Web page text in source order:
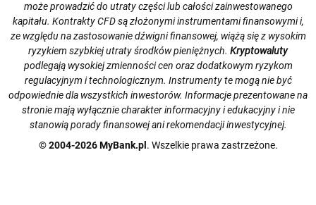
może prowadzić do utraty części lub całości zainwestowanego
kapitału. Kontrakty CFD są złożonymi instrumentami finansowymi i,
ze względu na zastosowanie dźwigni finansowej, wiążą się z wysokim
ryzykiem szybkiej utraty środków pieniężnych. Kryptowaluty
podlegają wysokiej zmienności cen oraz dodatkowym ryzykom
regulacyjnym i technologicznym. Instrumenty te mogą nie być
odpowiednie dla wszystkich inwestorów. Informacje prezentowane na
stronie mają wyłącznie charakter informacyjny i edukacyjny i nie
stanowią porady finansowej ani rekomendacji inwestycyjnej.
© 2004-2026 MyBank.pl . Wszelkie prawa zastrzeżone.